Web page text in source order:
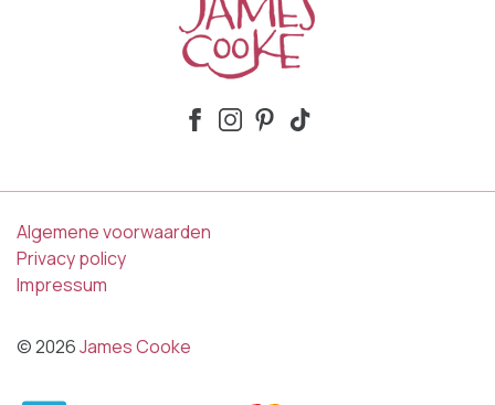
Algemene voorwaarden
Privacy policy
Impressum
© 2026James Cooke